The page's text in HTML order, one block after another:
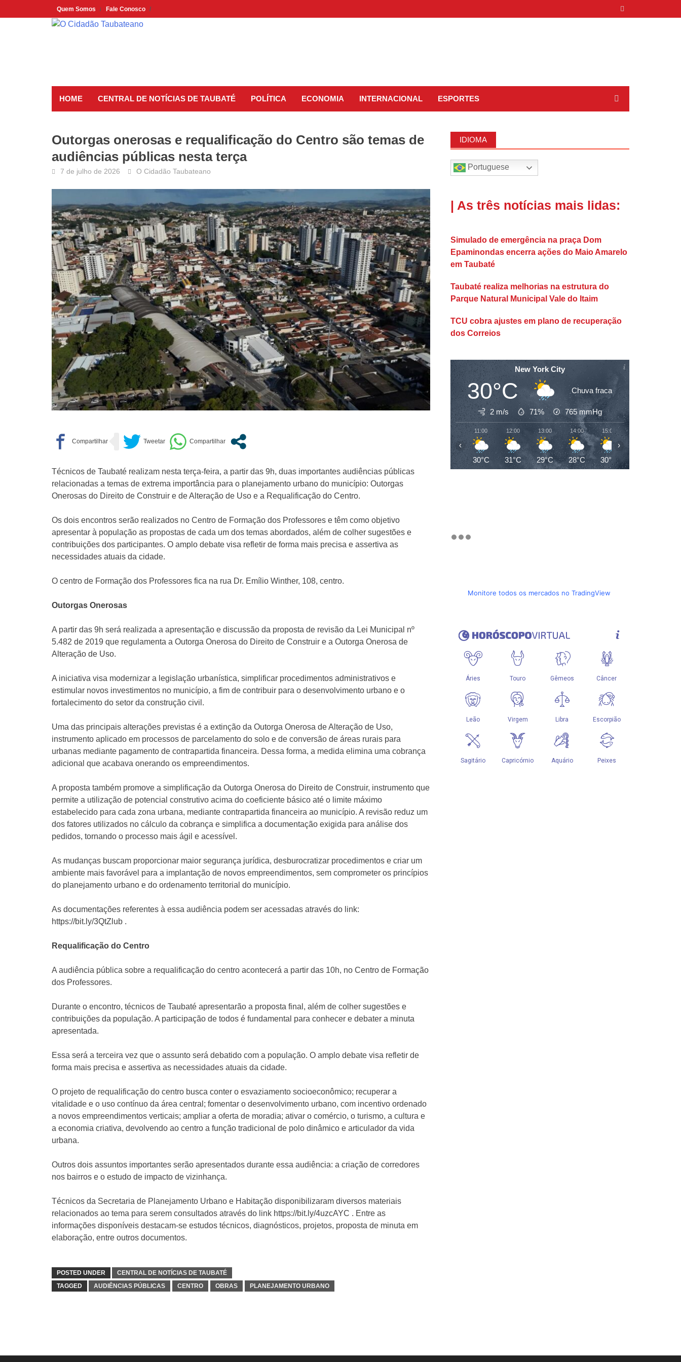
to
Quem Somos Fale Conosco
HOME CENTRAL DE NOTÍCIAS DE TAUBATÉ POLÍTICA ECONOMIA INTERNACIONAL ESPORTES
Outorgas onerosas e requalificação do Centro são temas de
audiências públicas nesta terça
7 de julho de 2026 O Cidadão Taubateano
Técnicos de Taubaté realizam nesta terça-feira, a partir das 9h, duas importantes audiências públicas
relacionadas a temas de extrema importância para o planejamento urbano do município: Outorgas
Onerosas do Direito de Construir e de Alteração de Uso e a Requalificação do Centro.
Os dois encontros serão realizados no Centro de Formação dos Professores e têm como objetivo
apresentar à população as propostas de cada um dos temas abordados, além de colher sugestões e
contribuições dos participantes. O amplo debate visa refletir de forma mais precisa e assertiva as
necessidades atuais da cidade.
O centro de Formação dos Professores fica na rua Dr. Emílio Winther, 108, centro.
Outorgas Onerosas
A partir das 9h será realizada a apresentação e discussão da proposta de revisão da Lei Municipal nº
5.482 de 2019 que regulamenta a Outorga Onerosa do Direito de Construir e a Outorga Onerosa de
Alteração de Uso.
A iniciativa visa modernizar a legislação urbanística, simplificar procedimentos administrativos e
estimular novos investimentos no município, a fim de contribuir para o desenvolvimento urbano e o
fortalecimento do setor da construção civil.
Uma das principais alterações previstas é a extinção da Outorga Onerosa de Alteração de Uso,
instrumento aplicado em processos de parcelamento do solo e de conversão de áreas rurais para
urbanas mediante pagamento de contrapartida financeira. Dessa forma, a medida elimina uma cobrança
adicional que acabava onerando os empreendimentos.
A proposta também promove a simplificação da Outorga Onerosa do Direito de Construir, instrumento que
permite a utilização de potencial construtivo acima do coeficiente básico até o limite máximo
estabelecido para cada zona urbana, mediante contrapartida financeira ao município. A revisão reduz um
dos fatores utilizados no cálculo da cobrança e simplifica a documentação exigida para análise dos
pedidos, tornando o processo mais ágil e acessível.
As mudanças buscam proporcionar maior segurança jurídica, desburocratizar procedimentos e criar um
ambiente mais favorável para a implantação de novos empreendimentos, sem comprometer os princípios
do planejamento urbano e do ordenamento territorial do município.
As documentações referentes à essa audiência podem ser acessadas através do link:
https://bit.ly/3QtZlub .
Requalificação do Centro
A audiência pública sobre a requalificação do centro acontecerá a partir das 10h, no Centro de Formação
dos Professores.
Durante o encontro, técnicos de Taubaté apresentarão a proposta final, além de colher sugestões e
contribuições da população. A participação de todos é fundamental para conhecer e debater a minuta
apresentada.
Essa será a terceira vez que o assunto será debatido com a população. O amplo debate visa refletir de
forma mais precisa e assertiva as necessidades atuais da cidade.
O projeto de requalificação do centro busca conter o esvaziamento socioeconômico; recuperar a
vitalidade e o uso contínuo da área central; fomentar o desenvolvimento urbano, com incentivo ordenado
a novos empreendimentos verticais; ampliar a oferta de moradia; ativar o comércio, o turismo, a cultura e
a economia criativa, devolvendo ao centro a função tradicional de polo dinâmico e articulador da vida
urbana.
Outros dois assuntos importantes serão apresentados durante essa audiência: a criação de corredores
nos bairros e o estudo de impacto de vizinhança.
Técnicos da Secretaria de Planejamento Urbano e Habitação disponibilizaram diversos materiais
relacionados ao tema para serem consultados através do link https://bit.ly/4uzcAYC . Entre as
informações disponíveis destacam-se estudos técnicos, diagnósticos, projetos, proposta de minuta em
elaboração, entre outros documentos.
POSTED UNDER
CENTRAL DE NOTÍCIAS DE TAUBATÉ
TAGGED
AUDIÊNCIAS PÚBLICAS CENTRO OBRAS PLANEJAMENTO URBANO
IDIOMA
Portuguese
| As três notícias mais lidas:
Simulado de emergência na praça Dom
Epaminondas encerra ações do Maio Amarelo
em Taubaté
Taubaté realiza melhorias na estrutura do
Parque Natural Municipal Vale do Itaim
TCU cobra ajustes em plano de recuperação
dos Correios
New York City
30°C Chuva fraca
2 m/s 71% 765mmHg
11:00
30°C
12:00
31°C
13:00
29°C
14:00
28°C
15:00
30°C
‹ ›
Monitore todos os mercados no TradingView